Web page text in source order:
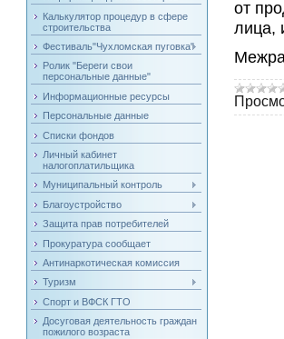
Калькулятор процедур в сфере
строительства
Фестиваль"Чухломская пуговка"
Ролик "Береги свои
персональные данные"
Информационные ресурсы
Персональные данные
Списки фондов
Личный кабинет
налогоплатильщика
Муниципальный контроль
Благоустройство
Защита прав потребителей
Прокуратура сообщает
Антинаркотическая комиссия
Туризм
Спорт и ВФСК ГТО
Досуговая деятельность граждан
пожилого возраста
от
лица,